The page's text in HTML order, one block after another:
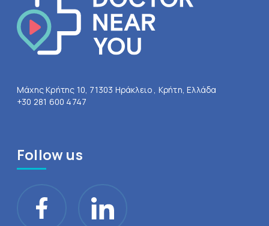
Μάχης Κρήτης 10, 71303 Ηράκλειο , Κρήτη, Ελλάδα
+30 281 600 4747
Follow us